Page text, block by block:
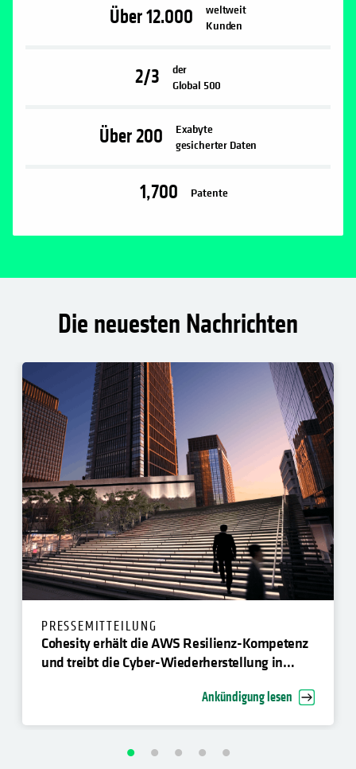
Über12.000
weltweit
Kunden
2/3
der
Global 500
Über200
Exabyte
gesicherter Daten
1,700 Patente
Die neuesten Nachrichten
PRESSEMITTEILUNG
Cohesity erhält die AWS Resilienz-Kompetenz
und treibt die Cyber-Wiederherstellung in
Ankündigung lesen